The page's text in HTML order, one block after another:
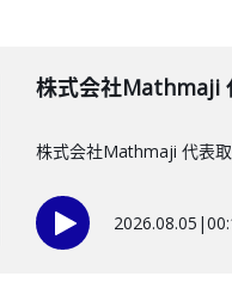
株式会社Mathmaji
株式会社Mathmaji 代表
2026.08.05 |